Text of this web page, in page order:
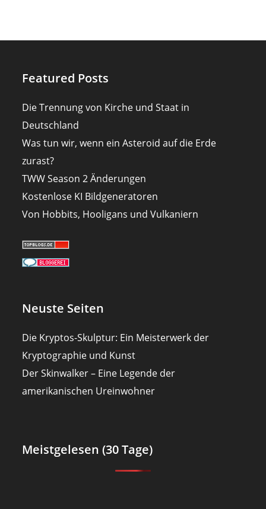
Featured Posts
Die Trennung von Kirche und Staat in
Deutschland
Was tun wir, wenn ein Asteroid auf die Erde
zurast?
TWW Season 2 Änderungen
Kostenlose KI Bildgeneratoren
Von Hobbits, Hooligans und Vulkaniern
Neuste Seiten
Die Kryptos-Skulptur: Ein Meisterwerk der
Kryptographie und Kunst
Der Skinwalker – Eine Legende der
amerikanischen Ureinwohner
Meistgelesen (30 Tage)